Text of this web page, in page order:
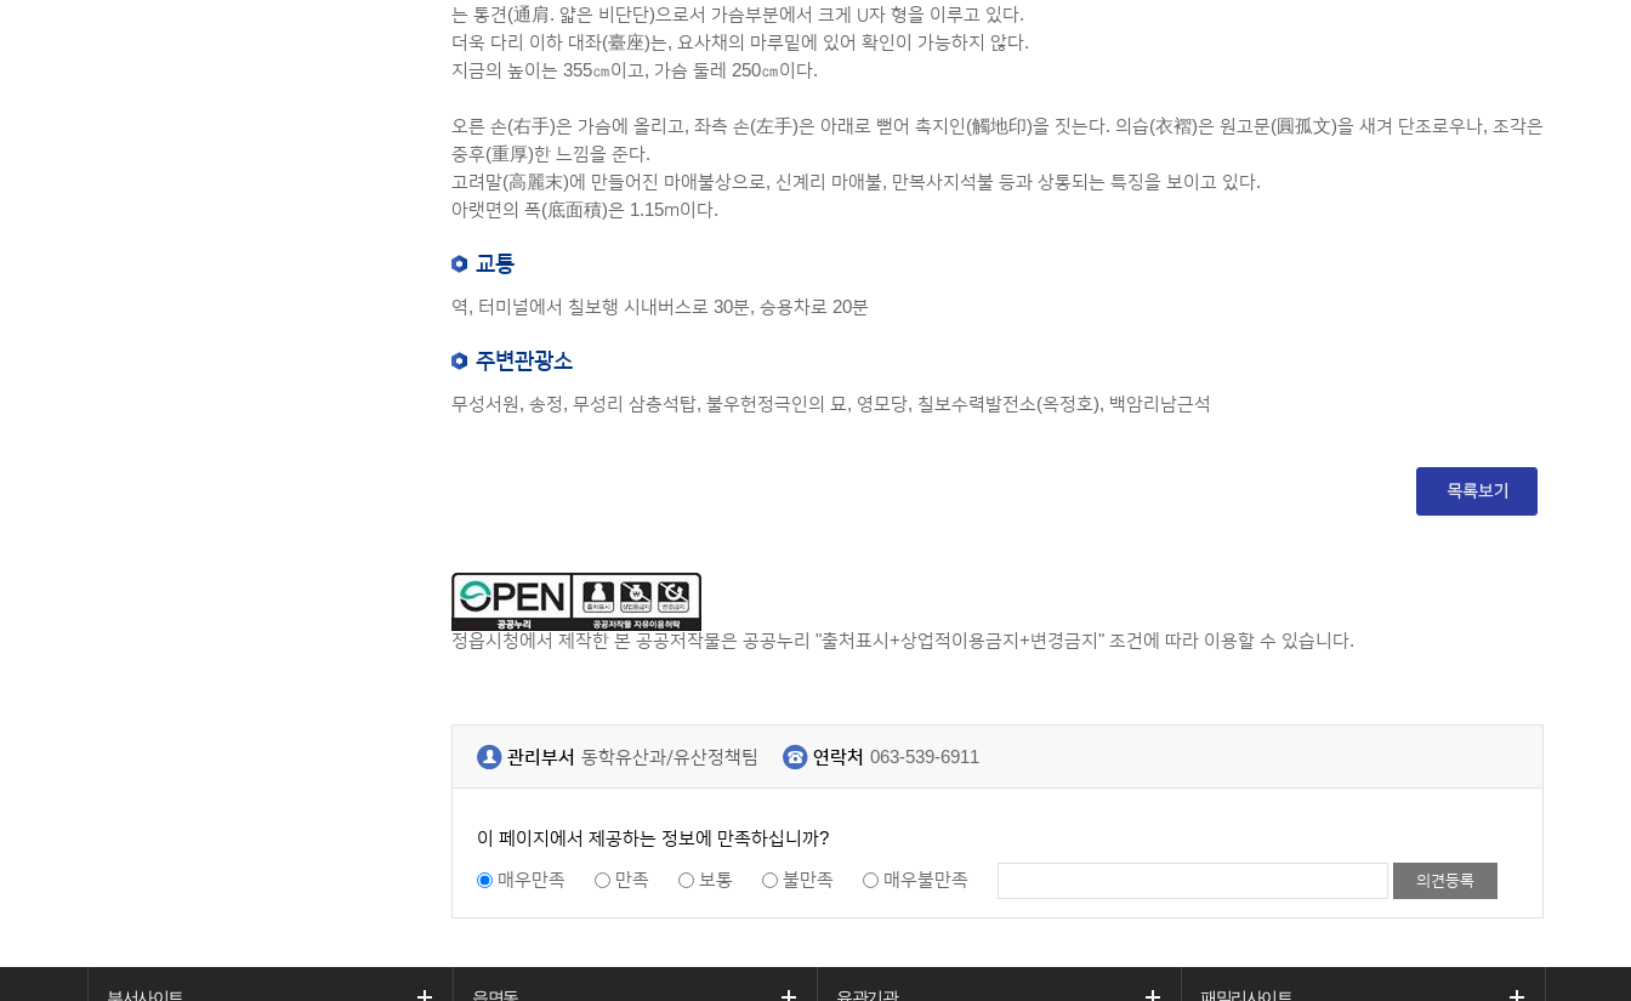
는 통견(通肩. 얇은 비단단)으로서 가슴부분에서 크게 U자 형을 이루고 있다.
더욱 다리 이하 대좌(臺座)는, 요사채의 마루밑에 있어 확인이 가능하지 않다.
지금의 높이는 355㎝이고, 가슴 둘레 250㎝이다.
오른 손(右手)은 가슴에 올리고, 좌측 손(左手)은 아래로 뻗어 촉지인(觸地印)을 짓는다. 의습(衣褶)은 원고문(圓孤文)을 새겨 단조로우나, 조각은
중후(重厚)한 느낌을 준다.
고려말(高麗末)에 만들어진 마애불상으로, 신계리 마애불, 만복사지석불 등과 상통되는 특징을 보이고 있다.
아랫면의 폭(底面積)은 1.15m이다.
교통
역, 터미널에서 칠보행 시내버스로 30분, 승용차로 20분
주변관광소
무성서원, 송정, 무성리 삼층석탑, 불우헌정극인의 묘, 영모당, 칠보수력발전소(옥정호), 백암리남근석
정읍시청에서 제작한 본 공공저작물은 공공누리 "출처표시+상업적이용금지+변경금지" 조건에 따라 이용할 수 있습니다.
관리부서 동학유산과/유산정책팀 연락처 063-539-6911
이 페이지에서 제공하는 정보에 만족하십니까?
매우만족
만족 보통 불만족 매우불만족